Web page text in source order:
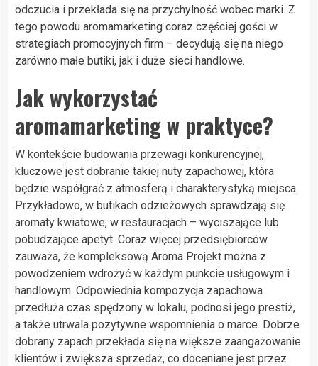
odczucia i przekłada się na przychylność wobec marki. Z
tego powodu aromamarketing coraz częściej gości w
strategiach promocyjnych firm – decydują się na niego
zarówno małe butiki, jak i duże sieci handlowe.
Jak wykorzystać
aromamarketing w praktyce?
W kontekście budowania przewagi konkurencyjnej,
kluczowe jest dobranie takiej nuty zapachowej, która
będzie współgrać z atmosferą i charakterystyką miejsca.
Przykładowo, w butikach odzieżowych sprawdzają się
aromaty kwiatowe, w restauracjach – wyciszające lub
pobudzające apetyt. Coraz więcej przedsiębiorców
zauważa, że kompleksową Aroma Projekt można z
powodzeniem wdrożyć w każdym punkcie usługowym i
handlowym. Odpowiednia kompozycja zapachowa
przedłuża czas spędzony w lokalu, podnosi jego prestiż,
a także utrwala pozytywne wspomnienia o marce. Dobrze
dobrany zapach przekłada się na większe zaangażowanie
klientów i zwiększa sprzedaż, co doceniane jest przez